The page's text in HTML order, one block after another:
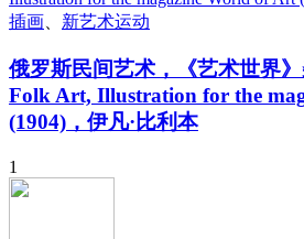
插画 新艺术运动
俄罗斯民间艺术，《艺术世界
Folk Art, Illustration for the
(1904)，伊凡·比利本
1